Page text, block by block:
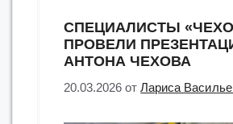
СПЕЦИАЛИСТЫ
ПРОВЕЛИ
АНТОНА ЧЕХОВА
20.03.2026 отЛариса